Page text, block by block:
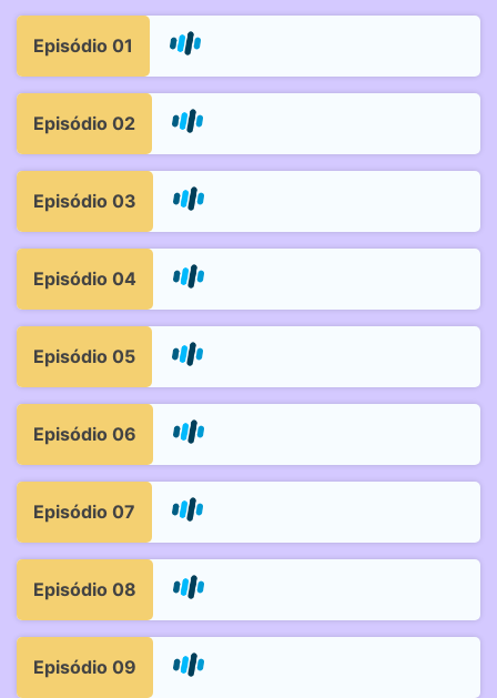
Episódio 01
Episódio 02
Episódio 03
Episódio 04
Episódio 05
Episódio 06
Episódio 07
Episódio 08
Episódio 09